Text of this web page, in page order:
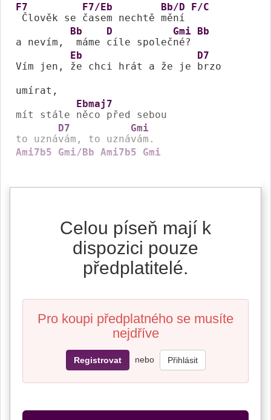
F7
Člověk se
F7/Eb
časem nechtě
Bb/D
mění
F/C
a nevím,
Bb
máme
D
cíle společ
Gmi
né?
Bb
Vím jen,
Eb
že chci hrát a že je
D7
brzo
umírat,
mít stále
Ebmaj7
něco před sebou
to uzná
D7
vám, to uzná
Gmi
Ami7b5
Gmi/Bb Ami7b5 Gmi
Celou píseň mají k
dispozici pouze
předplatitelé.
Pro koupi předplatného se musíte
nejdříve
Registrovat nebo Přihlásit